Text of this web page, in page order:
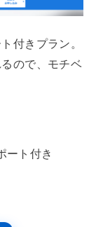
付きプラン。
ので、モチベ
ート付き